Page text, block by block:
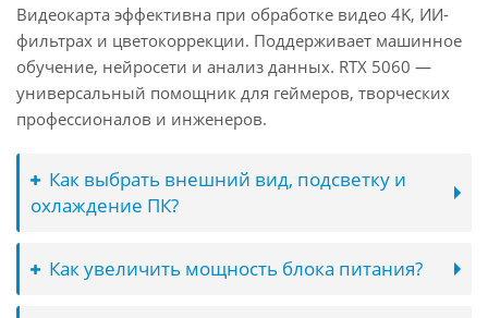
Видеокарта эффективна при обработке видео 4K, ИИ-
фильтрах и цветокоррекции. Поддерживает машинное
обучение, нейросети и анализ данных. RTX 5060 —
универсальный помощник для геймеров, творческих
профессионалов и инженеров.
Как выбрать внешний вид, подсветку и
охлаждение ПК?
Как увеличить мощность блока питания?